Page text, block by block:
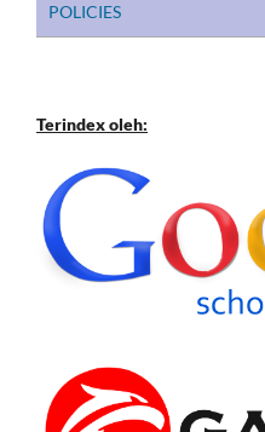
POLICIES
Terindex oleh: